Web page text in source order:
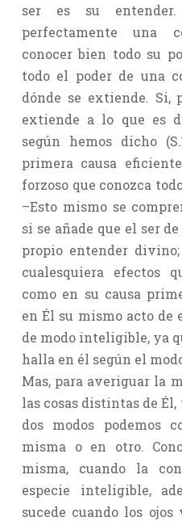
ser es su
perfectamente una
conocer bien todo su
todo el poder de una
dónde se extiende. Si,
extiende a lo que es
según hemos dicho
primera causa
forzoso que conozca
–Esto mismo se
si se añade que el ser
propio entender
cualesquiera efectos
como en su causa
en Él su mismo acto
de modo inteligible, ya
halla en él según el
Mas, para averiguar la
las cosas distintas de
dos modos podemos
misma o en otro.
misma, cuando la
especie inteligible,
sucede cuando los